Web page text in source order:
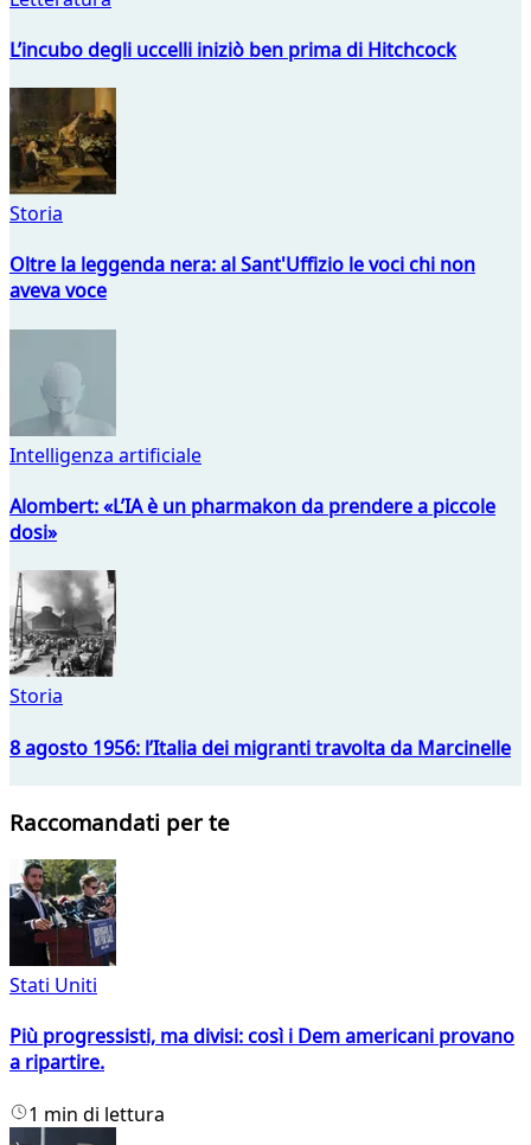
L’incubo degli uccelli iniziò ben prima di Hitchcock
Storia
Oltre la leggenda nera: al Sant'Uffizio le voci chi non
aveva voce
Intelligenza artificiale
Alombert: «L’IA è un pharmakon da prendere a piccole
dosi»
Storia
8 agosto 1956: l’Italia dei migranti travolta da Marcinelle
Raccomandati per te
Stati Uniti
Più progressisti, ma divisi: così i Dem americani provano
a ripartire.
1 min di lettura